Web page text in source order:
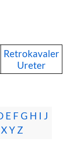
Retrokavaler
Ureter
E F G H I J
XY Z